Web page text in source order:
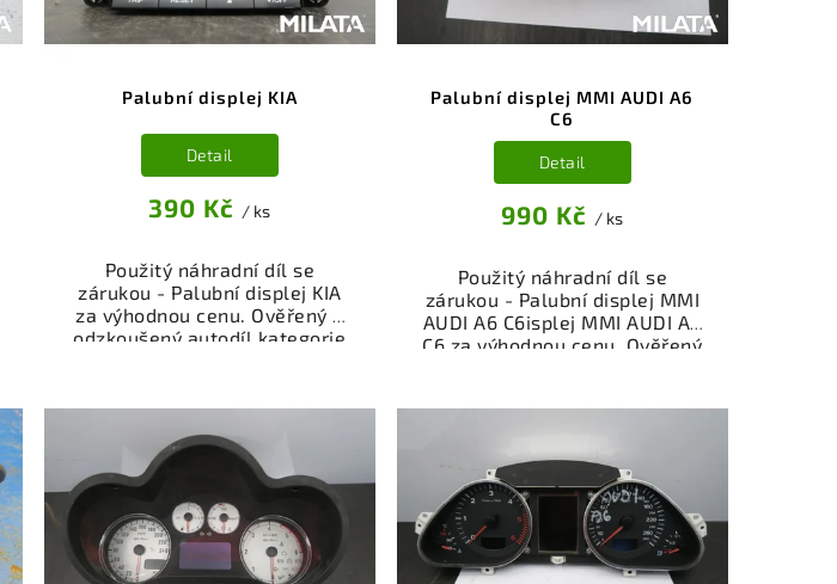
Palubní displej KIA
390 Kč / ks
Detail
Použitý náhradní díl se
zárukou - Palubní displej KIA
za výhodnou cenu. Ověřený a
odzkoušený autodíl kategorie
Ověřený a funkční autodíl z
montáži. Nabízíme osobní
odběr nebo rychlé doručení
přes e-shop. Samozřejmostí je
garance vrácení peněz v
případě nespokojenosti.
Palubní displej MMI AUDI A6
C6
990 Kč / ks
Detail
Použitý náhradní díl se
zárukou - Palubní displej MMI
AUDI A6 C6isplej MMI AUDI A6
C6 za výhodnou cenu. Ověřený
přístroje a příslušenství pro
autodíl z vrakoviště,
připravený k montáži.
Nabízíme osobní odběr nebo
rychlé doručení přes e-shop.
Samozřejmostí je garance
vrácení peněz v případě